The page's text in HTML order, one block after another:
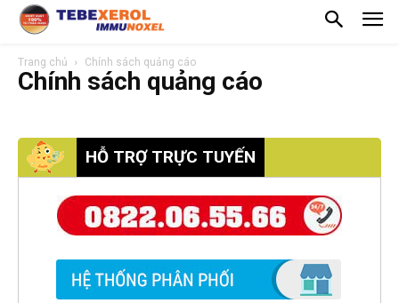
Trang chủ Chính sách quảng cáo
Chính sách quảng cáo
HỖ TRỢ TRỰC TUYẾN